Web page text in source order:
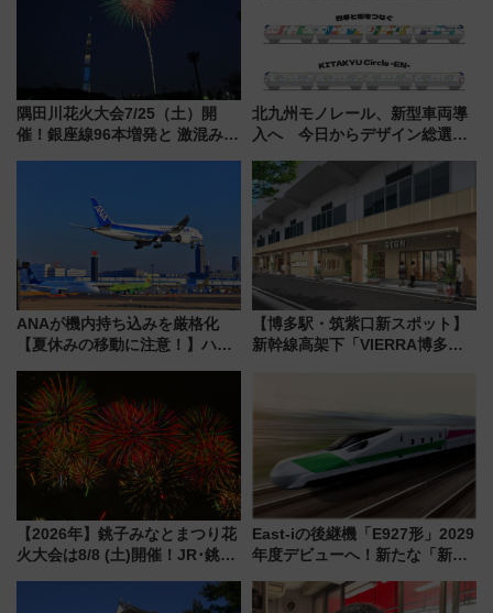
隅田川花火大会7/25（土）開
催！銀座線96本増発と 激混みの
都心の夜に！
北九州モノレール、新型車両導
入へ 今日からデザイン総選挙
ANAが機内持ち込みを厳格化
【夏休みの移動に注意！】ハン
「身の回り品」新サイズ制限
(40×30×20cm)おさらい
【博多駅・筑紫口新スポット】
新幹線高架下「VIERRA博多テ
【2026年】銚子みなとまつり花
火大会は8/8 (土)開催！JR･銚子
報、利根川に咲く8,000発の大迫
East-iの後継機「E927形」2029
年度デビューへ！新たな「新幹
説【JR東日本】